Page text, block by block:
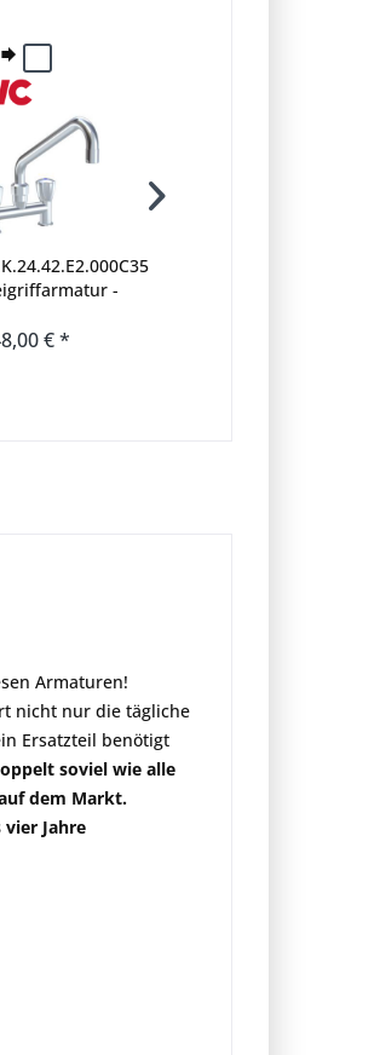
-
- gerad
€ *
Armaturen!
nicht nur die tägliche
Ersatzteil benötigt
soviel wie alle
dem Markt.
vier Jahre